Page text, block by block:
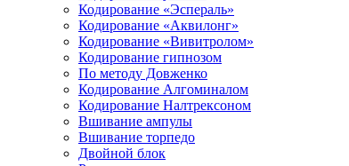
Кодирование «Эспераль»
Кодирование «Аквилонг»
Кодирование «Вивитролом»
Кодирование гипнозом
По методу Довженко
Кодирование Алгоминалом
Кодирование Налтрексоном
Вшивание ампулы
Вшивание торпедо
Двойной блок